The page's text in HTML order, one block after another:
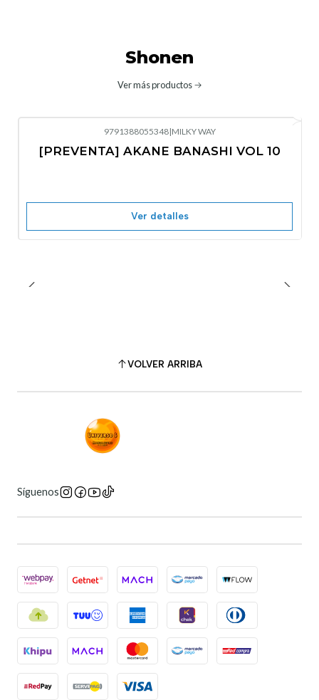
Shonen
Ver más productos
No disponible
9791388055348|MILKY WAY
[PREVENTA] AKANE BANASHI VOL 10
Ver detalles
VOLVER ARRIBA
Síguenos